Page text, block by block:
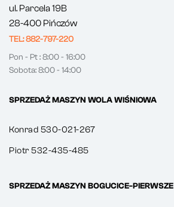
ul. Parcela 19B
28-400 Pińczów
TEL: 882-797-220
Pon - Pt : 8:00 - 16:00
Sobota: 8:00 - 14:00
SPRZEDAŻ MASZYN WOLA WIŚNIOWA
Konrad 530-021-267
Piotr 532-435-485
SPRZEDAŻ MASZYN BOGUCICE-PIERWSZE